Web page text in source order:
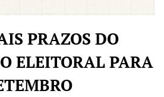
PRAZOS DO
ELEITORAL PARA